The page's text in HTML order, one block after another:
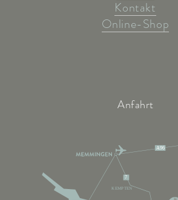
Kontakt
Online-Shop
Anfahrt
A96
7
KEMPTEN